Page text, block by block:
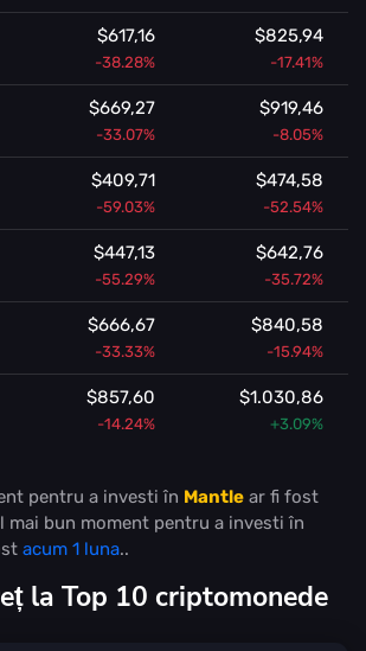
$617,16
-38.28%
$825,94
-17.41%
$669,27
-33.07%
$919,46
-8.05%
$409,71
-59.03%
$474,58
-52.54%
$447,13
-55.29%
$642,76
-35.72%
$666,67
-33.33%
$840,58
-15.94%
$857,60
-14.24%
$1.030,86
+3.09%
pentru a investi în Mantle ar fi fost
mai bun moment pentru a investi în
acum 1 luna..
la Top 10 criptomonede